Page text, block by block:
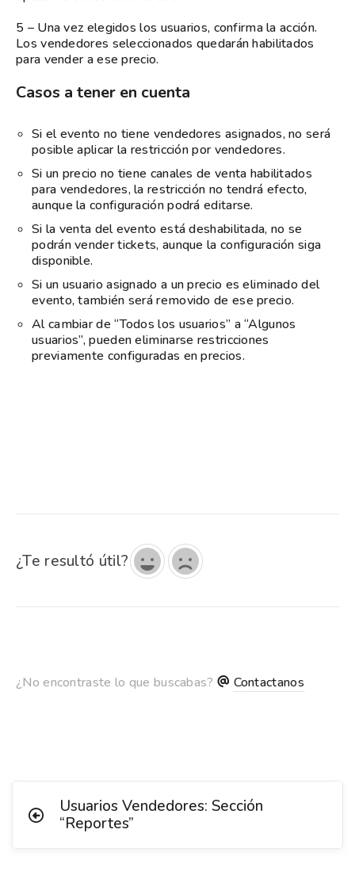
5 – Una vez elegidos los usuarios, confirma la acción.
Los vendedores seleccionados quedarán habilitados
para vender a ese precio.
Casos a tener en cuenta
Si el evento no tiene vendedores asignados, no será
posible aplicar la restricción por vendedores.
Si un precio no tiene canales de venta habilitados
para vendedores, la restricción no tendrá efecto,
aunque la configuración podrá editarse.
Si la venta del evento está deshabilitada, no se
podrán vender tickets, aunque la configuración siga
disponible.
Si un usuario asignado a un precio es eliminado del
evento, también será removido de ese precio.
Al cambiar de “Todos los usuarios” a “Algunos
usuarios”, pueden eliminarse restricciones
previamente configuradas en precios.
¿Te resultó útil?
¿No encontraste lo que buscabas? Contactanos
Usuarios Vendedores: Sección
“Reportes”